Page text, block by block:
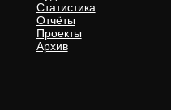
Статистика
Отчёты
Проекты
Архив